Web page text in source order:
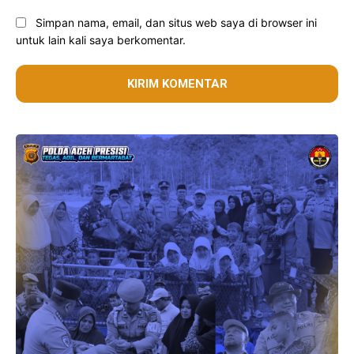
Simpan nama, email, dan situs web saya di browser ini
untuk lain kali saya berkomentar.